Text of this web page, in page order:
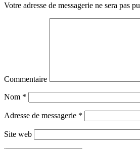
Votre adresse de messagerie ne sera pas
Commentaire
Nom *
Adresse de messagerie *
Site web